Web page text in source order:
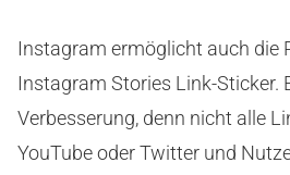
Instagram ermöglicht auch die
Instagram Stories Link-Sticker.
Verbesserung, denn nicht alle
YouTube oder Twitter und